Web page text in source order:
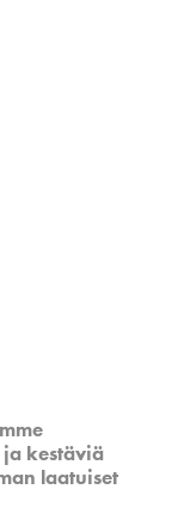
kestäviä
laatuiset